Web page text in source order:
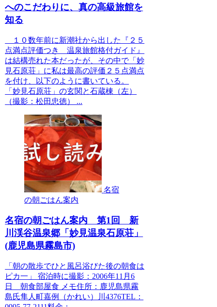
へのこだわりに、真の高級旅館を
知る
１０数年前に新潮社から出した『２５
点満点評価つき 温泉旅館格付ガイド』
は結構売れた本だったが、その中で「妙
見石原荘」に私は最高の評価２５点満点
を付け、以下のように書いている。
「妙見石原荘」の玄関と石蔵棟（左）
（撮影：松田忠徳） ...
名宿
の朝ごはん案内
名宿の朝ごはん案内 第1回 新
川渓谷温泉郷「妙見温泉石原荘」
(鹿児島県霧島市)
「朝の散歩でひと風呂浴びた後の朝食は
ピカ一」 宿泊時に撮影：2006年11月6
日 朝食部屋食 メモ住所：鹿児島県霧
島氏隼人町嘉例（かれい）川4376TEL：